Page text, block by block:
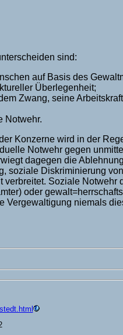
sind:
auf Basis des
Überlegenheit;
Zwang, seine
Notwehr.
Konzerne wird in der
Notwehr gegen
dagegen die
soziale Diskriminierung
Soziale
oder
Vergewaltigung niemals